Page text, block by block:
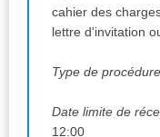
cahier des
lettre d'invitation
Type de
Date limite de
12:00